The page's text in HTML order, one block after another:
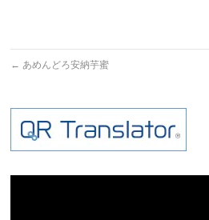
← あめんどろ安納芋蜜